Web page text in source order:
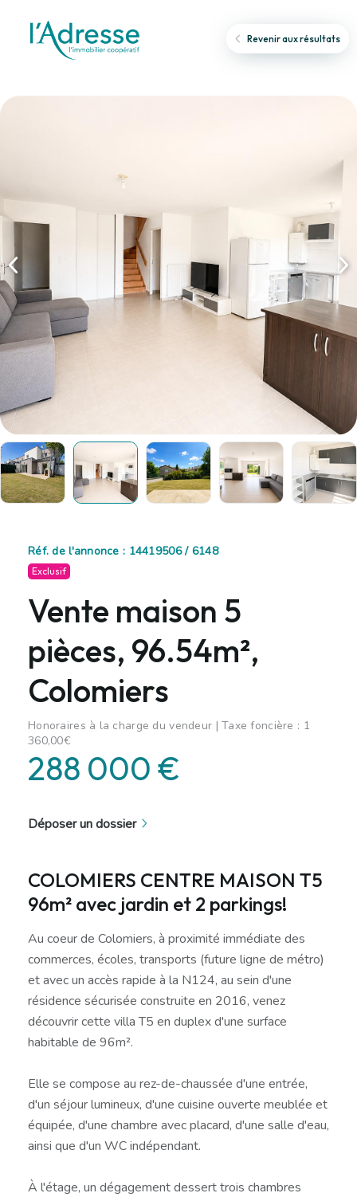
Revenir aux résultats
Réf. de l'annonce : 14419506 / 6148
Exclusif
Vente maison 5
pièces, 96.54m²,
Colomiers
Honoraires à la charge du vendeur | Taxe foncière : 1
360,00€
288 000 €
Déposer un dossier
COLOMIERS CENTRE MAISON T5
96m² avec jardin et 2 parkings!
Au coeur de Colomiers, à proximité immédiate des
commerces, écoles, transports (future ligne de métro)
et avec un accès rapide à la N124, au sein d'une
résidence sécurisée construite en 2016, venez
découvrir cette villa T5 en duplex d'une surface
habitable de 96m².
Elle se compose au rez-de-chaussée d'une entrée,
d'un séjour lumineux, d'une cuisine ouverte meublée et
équipée, d'une chambre avec placard, d'une salle d'eau,
ainsi que d'un WC indépendant.
À l'étage, un dégagement dessert trois chambres